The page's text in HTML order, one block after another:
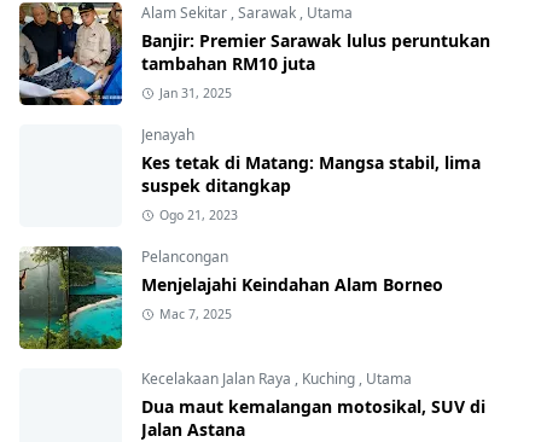
Alam Sekitar ,Sarawak , Utama
Banjir: Premier Sarawak lulus peruntukan
tambahan RM10 juta
Jan 31, 2025
Jenayah
Kes tetak di Matang: Mangsa stabil, lima
suspek ditangkap
Ogo 21, 2023
Pelancongan
Menjelajahi Keindahan Alam Borneo
Mac 7, 2025
Kecelakaan Jalan Raya , Kuching , Utama
Dua maut kemalangan motosikal, SUV di
Jalan Astana